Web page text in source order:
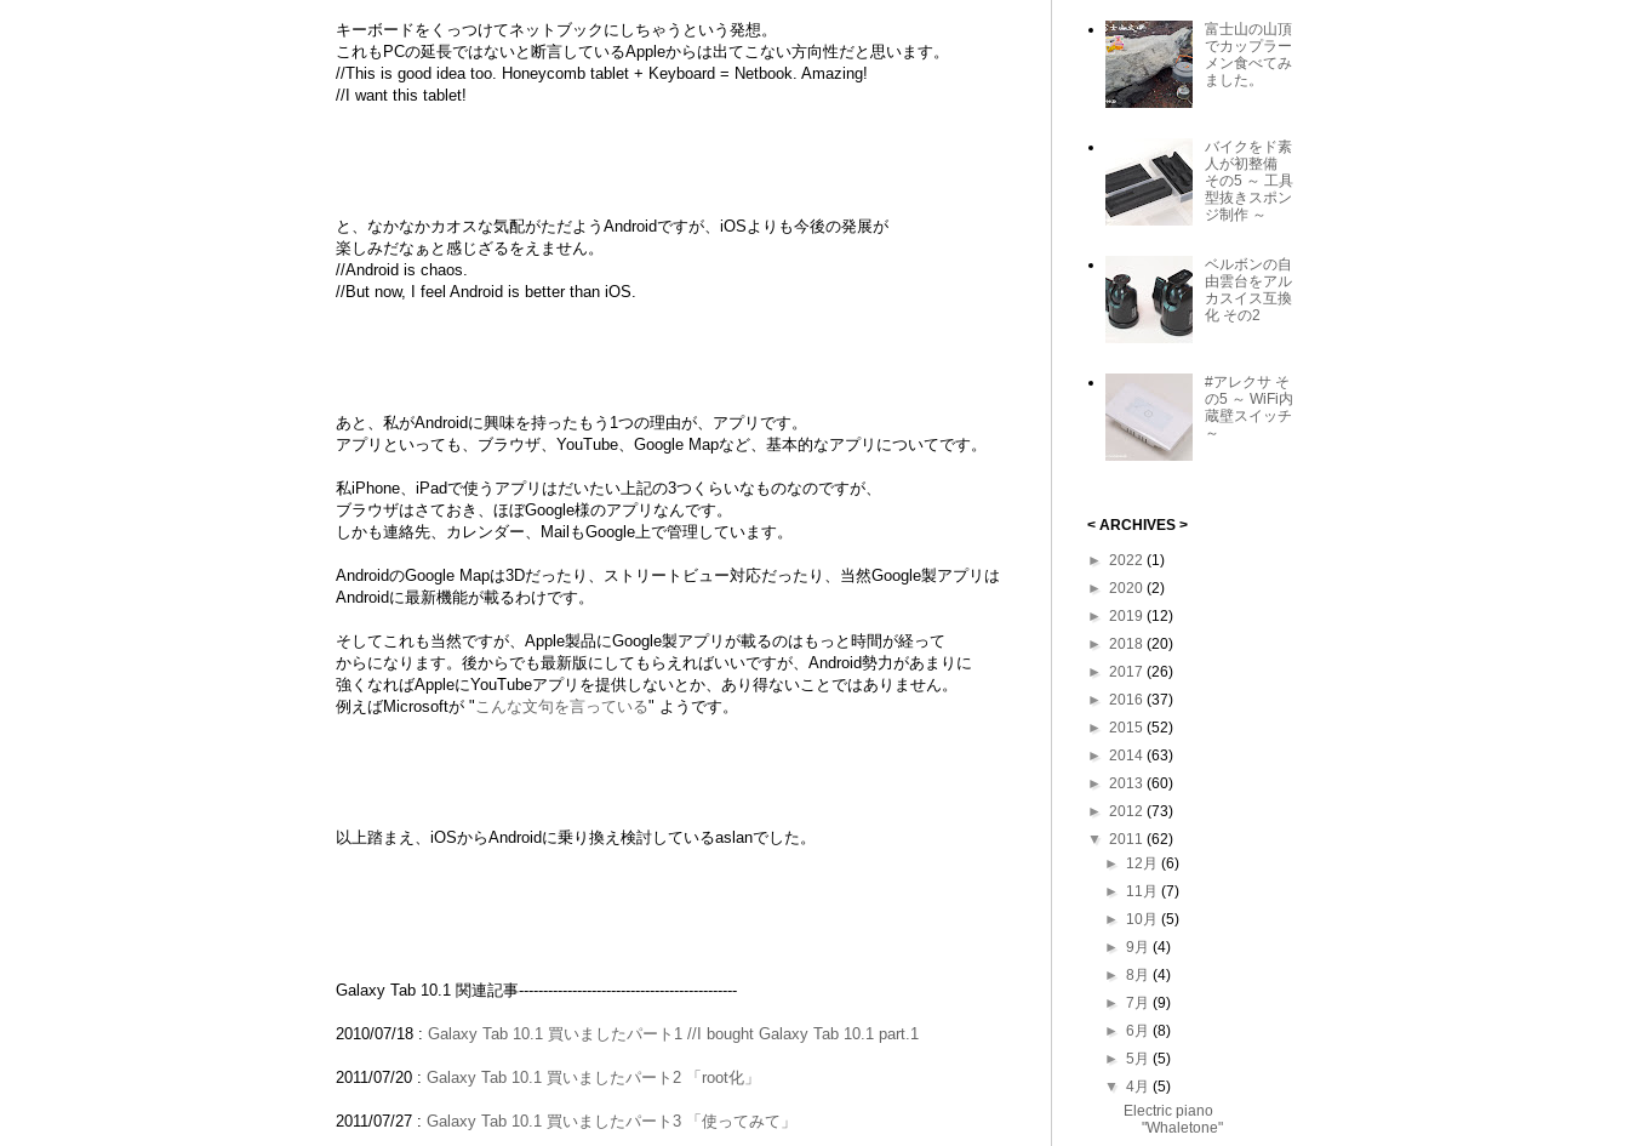
キーボードをくっつけてネットブックにしちゃうという発想。
これもPCの延長ではないと断言しているAppleからは出てこない方向性だと思います。
//This is good idea too. Honeycomb tablet + Keyboard = Netbook. Amazing!
//I want this tablet!
と、なかなかカオスな気配がただようAndroidですが、iOSよりも今後の発展が
楽しみだなぁと感じざるをえません。
//Android is chaos.
//But now, I feel Android is better than iOS.
あと、私がAndroidに興味を持ったもう1つの理由が、アプリです。
アプリといっても、ブラウザ、YouTube、Google Mapなど、基本的なアプリについてです。
私iPhone、iPadで使うアプリはだいたい上記の3つくらいなものなのですが、
ブラウザはさておき、ほぼGoogle様のアプリなんです。
しかも連絡先、カレンダー、MailもGoogle上で管理しています。
AndroidのGoogle Mapは3Dだったり、ストリートビュー対応だったり、当然Google製アプリは
Androidに最新機能が載るわけです。
そしてこれも当然ですが、Apple製品にGoogle製アプリが載るのはもっと時間が経って
からになります。後からでも最新版にしてもらえればいいですが、Android勢力があまりに
強くなればAppleにYouTubeアプリを提供しないとか、あり得ないことではありません。
例えばMicrosoftが " こんな文句を言っている" ようです。
以上踏まえ、iOSからAndroidに乗り換え検討しているaslanでした。
Galaxy Tab 10.1 関連記事---------------------------------------------
2010/07/18 : Galaxy Tab 10.1 買いましたパート1 //I bought Galaxy Tab 10.1 part.1
2011/07/20 : Galaxy Tab 10.1 買いましたパート2 「root化」
2011/07/27 : Galaxy Tab 10.1 買いましたパート3 「使ってみて」
富士山の山頂
でカップラー
メン食べてみ
ました。
バイクをド素
人が初整備
その5 ～ 工具
型抜きスポン
ジ制作 ～
ベルボンの自
由雲台をアル
カスイス互換
化 その2
#アレクサ そ
の5 ～ WiFi内
蔵壁スイッチ
～
< ARCHIVES >
► 2022 (1)
► 2020 (2)
► 2019 (12)
► 2018 (20)
► 2017 (26)
► 2016 (37)
► 2015 (52)
► 2014 (63)
► 2013 (60)
► 2012 (73)
▼ 2011 (62)
► 12月(6)
► 11月(7)
► 10月(5)
►9月(4)
►8月(4)
►7月(9)
►6月(8)
►5月(5)
▼4月(5)
Electric piano
"Whaletone"